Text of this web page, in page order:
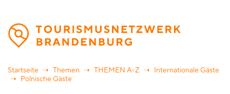
Direkt
zum
Inhalt
Startseite Themen THEMEN A-Z
Internationale Gäste
Polnische Gäste